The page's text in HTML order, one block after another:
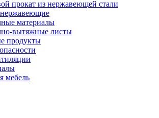
прокат из нержавеющей стали
материалы
вытяжные листы
продукты
мебель